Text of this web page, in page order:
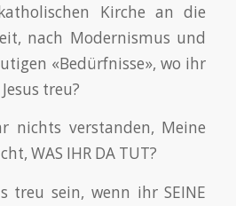
Kirche an die
nach Modernismus und
«Bedürfnisse», wo ihr
treu?
nichts verstanden, Meine
WAS IHR DA TUT?
treu sein, wenn ihr SEINE